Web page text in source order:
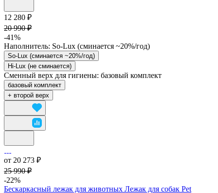
12 280 ₽
20 990 ₽
-41%
Наполнитель: So-Lux (cминается ~20%/год)
So-Lux (cминается ~20%/год)
Hi-Lux (не сминается)
Сменный верх для гигиены: базовый комплект
базовый комплект
+ второй верх
от 20 273 ₽
25 990 ₽
-22%
Бескаркасный лежак для животных Лежак для собак Pet